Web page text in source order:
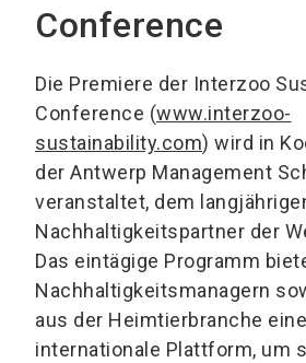
Conference
Die Premiere der Interzoo
Conference (www.interzoo-
sustainability.com) wird in
der Antwerp Management
veranstaltet, dem
Nachhaltigkeitspartner der
Das eintägige Programm
Nachhaltigkeitsmanagern
aus der Heimtierbranche
internationale Plattform, um